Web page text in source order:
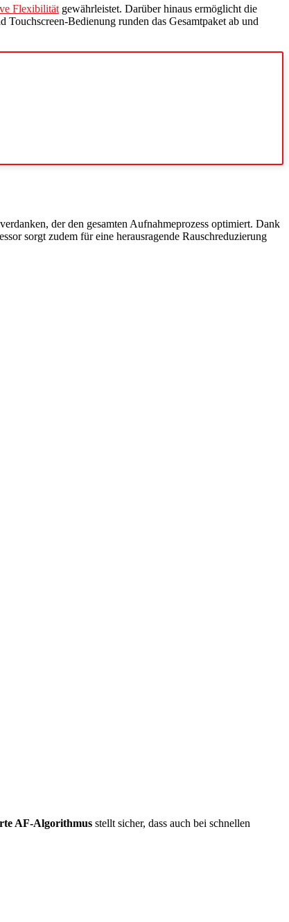
Flexibilität gewährleistet. Darüber hinaus ermöglicht die
Bedienung runden das Gesamtpaket ab und
der den gesamten Aufnahmeprozess optimiert. Dank
sorgt zudem für eine herausragende Rauschreduzierung
AF-Algorithmus stellt sicher, dass auch bei schnellen